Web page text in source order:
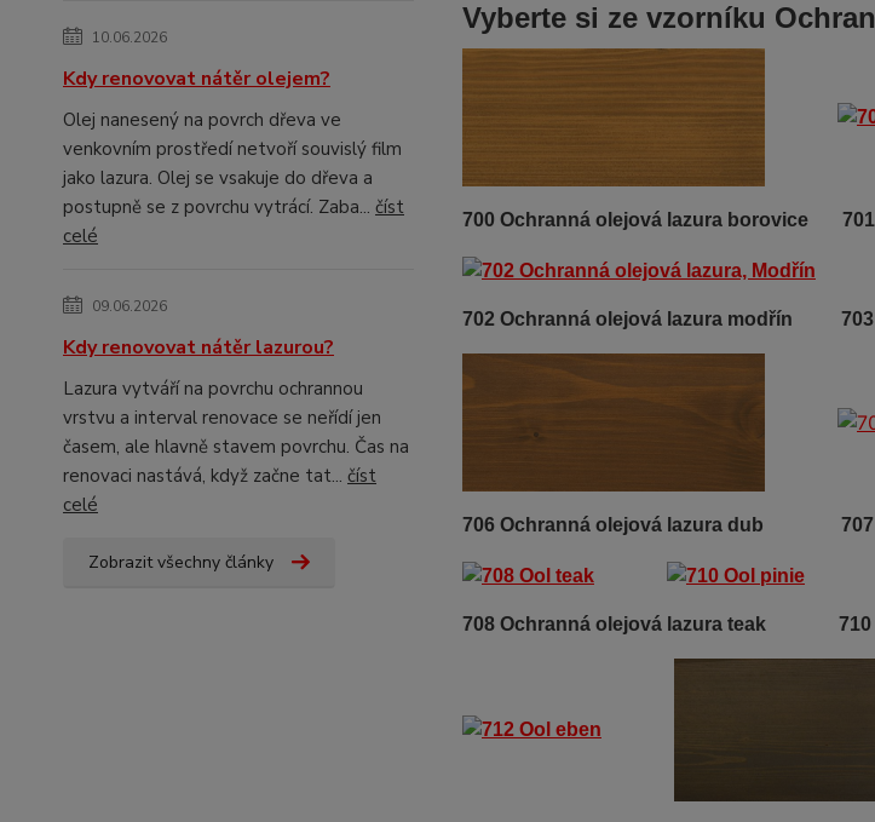
10.06.2026
Kdy renovovat nátěr olejem?
Olej nanesený na povrch dřeva ve
venkovním prostředí netvoří souvislý film
jako lazura. Olej se vsakuje do dřeva a
postupně se z povrchu vytrácí. Zaba... číst
celé
09.06.2026
Kdy renovovat nátěr lazurou?
Lazura vytváří na povrchu ochrannou
vrstvu a interval renovace se neřídí jen
časem, ale hlavně stavem povrchu. Čas na
renovaci nastává, když začne tat... číst
celé
Zobrazit všechny články
Vyberte si ze vzorníku
700 Ochranná olejová lazura borovice
702 Ochranná olejová lazura modřín 7
706 Ochranná olejová lazura dub
708 Ochranná olejová lazura teak